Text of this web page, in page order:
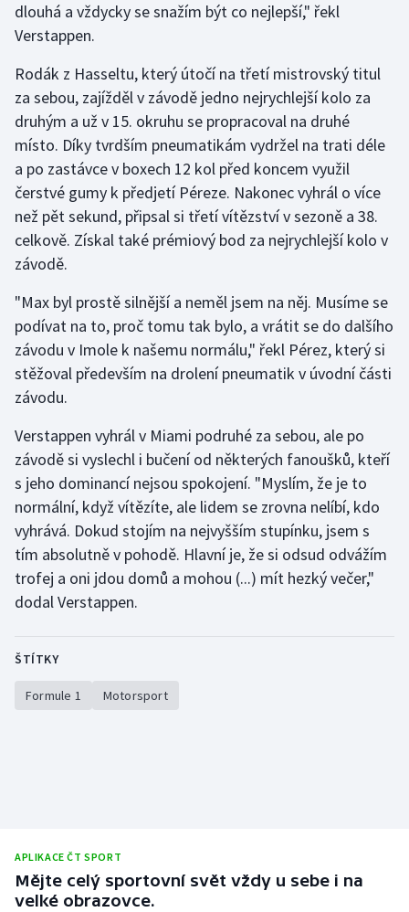
Plážový volejbal
Rychlobruslení
Rychlostní kanoistika
Short track
Sportovní střelba
Stolní tenis
Triatlon
Veslování
Vodní slalom
Volejbal
Ostatní
dlouhá a vždycky se snažím být co nejlepší," řekl
Verstappen.
Rodák z Hasseltu, který útočí na třetí mistrovský titul
za sebou, zajížděl v závodě jedno nejrychlejší kolo za
druhým a už v 15. okruhu se propracoval na druhé
místo. Díky tvrdším pneumatikám vydržel na trati déle
a po zastávce v boxech 12 kol před koncem využil
čerstvé gumy k předjetí Péreze. Nakonec vyhrál o více
než pět sekund, připsal si třetí vítězství v sezoně a 38.
celkově. Získal také prémiový bod za nejrychlejší kolo v
závodě.
"Max byl prostě silnější a neměl jsem na něj. Musíme se
podívat na to, proč tomu tak bylo, a vrátit se do dalšího
závodu v Imole k našemu normálu," řekl Pérez, který si
stěžoval především na drolení pneumatik v úvodní části
závodu.
Verstappen vyhrál v Miami podruhé za sebou, ale po
závodě si vyslechl i bučení od některých fanoušků, kteří
s jeho dominancí nejsou spokojení. "Myslím, že je to
normální, když vítězíte, ale lidem se zrovna nelíbí, kdo
vyhrává. Dokud stojím na nejvyšším stupínku, jsem s
tím absolutně v pohodě. Hlavní je, že si odsud odvážím
trofej a oni jdou domů a mohou (...) mít hezký večer,"
dodal Verstappen.
ŠTÍTKY
Formule 1 Motorsport
APLIKACE ČT SPORT
Mějte celý sportovní svět vždy u sebe i na
velké obrazovce.